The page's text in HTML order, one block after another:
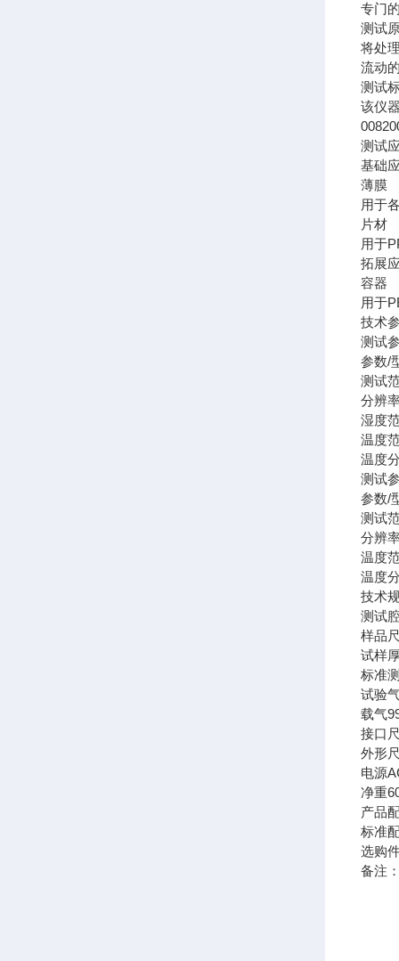
专门
测试
将处
流动
测试
该仪
测试
基础
薄膜
用于
片材
用于
拓展
容器
用于
技术
测试
参数/
测试
分辨
湿度
温度
温度
测试
参数/
测试
分辨
温度
温度
技术
测试
样品
试样
标准
试验
载气
接口
外形
电源
净重
产品
标准
选购
备注